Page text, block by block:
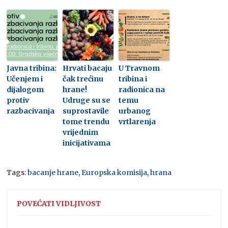
Javna tribina:
Učenjem i
dijalogom
protiv
razbacivanja
Hrvati bacaju
čak trećinu
hrane!
Udruge su se
suprostavile
tome trendu
vrijednim
inicijativama
U Travnom
tribina i
radionica na
temu
urbanog
vrtlarenja
Tags:bacanje hrane,Europska komisija,hrana
POVEĆATI VIDLJIVOST